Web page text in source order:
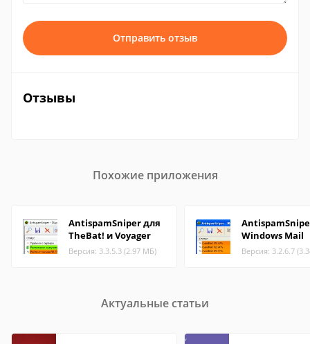
Отправить отзыв
Отзывы
Похожие приложения
AntispamSniper для
TheBat! и Voyager
Версия: 3.3.5.3 (2.97 МБ)
Windows Mail
Версия: 3.2.6.7
Актуальные статьи